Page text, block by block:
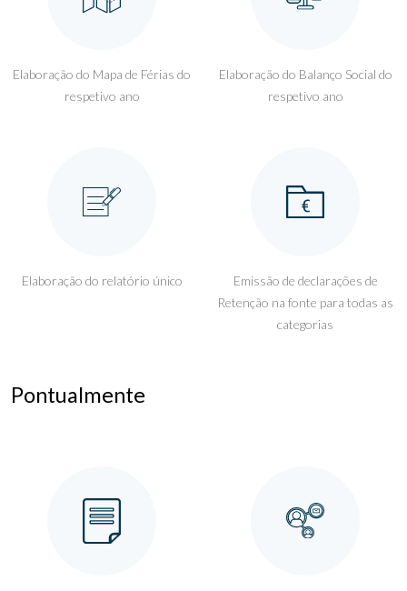
Elaboração do Mapa de Férias do
respetivo ano
Elaboração do Balanço Social do
respetivo ano
Elaboração do relatório único
Emissão de declarações de
Retenção na fonte para todas as
categorias
Pontualmente